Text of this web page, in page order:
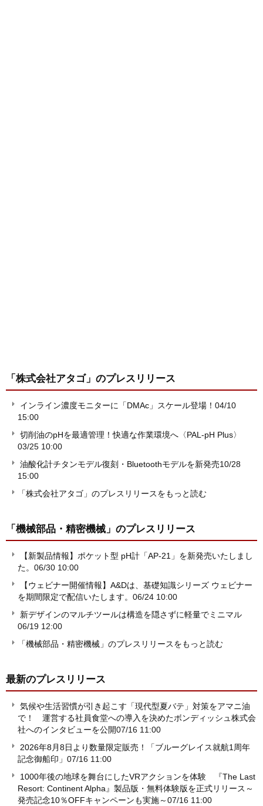
「株式会社アタゴ」 のプレスリリース
インライン濃度モニターに「DMAc」スケール登場！ 04/10
15:00
切削油のpHを最適管理！快適な作業環境へ〈PAL-pH Plus〉
03/25 10:00
油酸化計チタンモデル復刻・Bluetoothモデルを新発売10/28
15:00
「株式会社アタゴ」のプレスリリースをもっと読む
「機械部品・精密機械」 のプレスリリース
【新製品情報】ポケット型 pH計「AP-21」を新発売いたしまし
た。 06/30 10:00
【ウェビナー開催情報】A&Dは、基礎知識シリーズ ウェビナー
を期間限定で配信いたします。 06/24 10:00
新デザインのマルチツールは構造を隠さずに軽量でミニマル
06/19 12:00
「機械部品・精密機械」のプレスリリースをもっと読む
最新のプレスリリース
気候や生活習慣が引き起こす「現代型夏バテ」対策をアマニ油
で！ 運営する社員食堂への導入を決めたボンディッシュ株式会
社へのインタビューを公開07/16 11:00
2026年8月8日より数量限定販売！「ブルーグレイス就航1周年
記念御船印」 07/16 11:00
1000年後の地球を舞台にしたVRアクションを体験 『The Last
Resort: Continent Alpha』製品版・無料体験版を正式リリース～
発売記念10％OFFキャンペーンも実施～07/16 11:00